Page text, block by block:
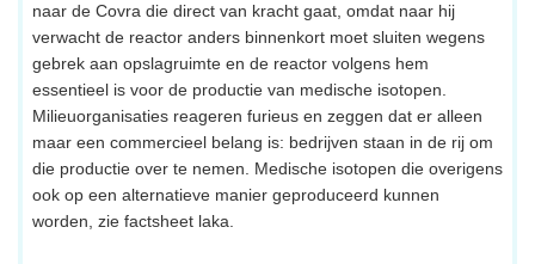
naar de Covra die direct van kracht gaat, omdat naar hij
verwacht de reactor anders binnenkort moet sluiten wegens
gebrek aan opslagruimte en de reactor volgens hem
essentieel is voor de productie van medische isotopen.
Milieuorganisaties reageren furieus en zeggen dat er alleen
maar een commercieel belang is: bedrijven staan in de rij om
die productie over te nemen. Medische isotopen die overigens
ook op een alternatieve manier geproduceerd kunnen
worden, zie factsheet laka.